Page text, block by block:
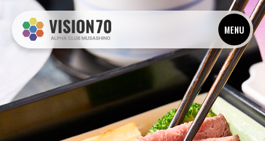
MENU
OUR SERVICE
目的から探す・私たちのサービス
お別れ・供養セレモニーピックアップ 事業・経営支援住まいと
学びと成長 安心の備え家族のこと暮らしのサポート癒しと
非日常を楽しむ